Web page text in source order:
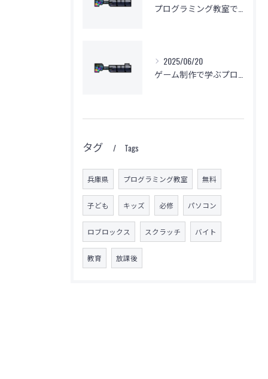
2025/06/20
タグ Tags
兵庫県 プログラミング教室 無料
子ども キッズ 必修 パソコン
ロブロックス スクラッチ バイト
教育 放課後